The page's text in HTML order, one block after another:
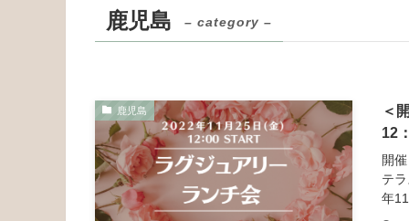
鹿児島 – category –
鹿児島
＜
12
開
テ
年